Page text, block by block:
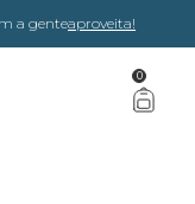
a genteaproveita!
0